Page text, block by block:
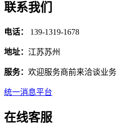
联系我们
电话： 139-1319-1678
地址： 江苏苏州
服务： 欢迎服务商前来洽谈业务
统一消息平台
在线客服